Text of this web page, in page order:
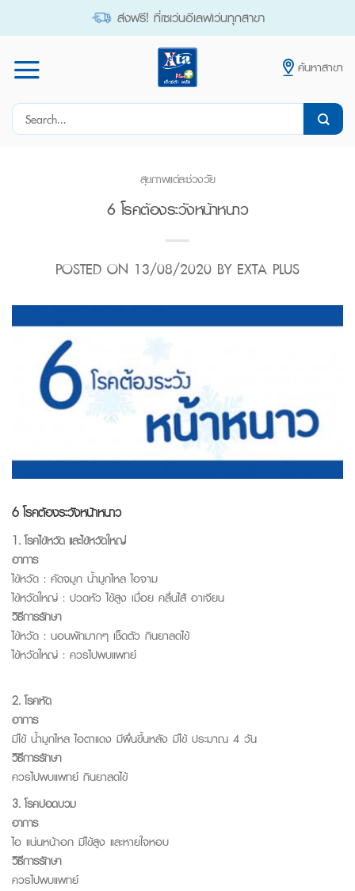
ส่งฟรี! ที่เซเว่นอีเลฟเว่นทุกสาขา
ค้นหาสาขา
Search
สุขภาพแต่ละช่วงวัย
6 โรคต้องระวังหน้าหนาว
POSTED ON 13/08/2020 BY EXTA PLUS
6 โรคต้องระวังหน้าหนาว
1. โรคไข้หวัด และไข้หวัดใหญ่
อาการ
ไข้หวัด : คัดจมูก น้ำมูกไหล ไอจาม
ไข้หวัดใหญ่ : ปวดหัว ไข้สูง เมื่อย คลื่นไส้ อาเจียน
วิธีการรักษา
ไข้หวัด : นอนพักมากๆ เช็ดตัว กินยาลดไข้
ไข้หวัดใหญ่ : ควรไปพบแพทย์
2. โรคหัด
อาการ
มีไข้ น้ำมูกไหล ไอตาแดง มีผื่นขึ้นหลัง มีไข้ ประมาณ 4 วัน
วิธีการรักษา
ควรไปพบแพทย์ กินยาลดไข้
3. โรคปอดบวม
อาการ
ไอ แน่นหน้าอก มีไข้สูง และหายใจหอบ
วิธีการรักษา
ควรไปพบแพทย์